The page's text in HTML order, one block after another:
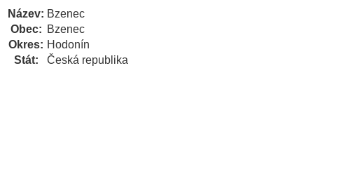
Název: Bzenec
Obec: Bzenec
Okres: Hodonín
Stát:
Česká republika